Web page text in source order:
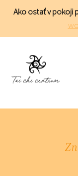
Ako ostať v pokoji